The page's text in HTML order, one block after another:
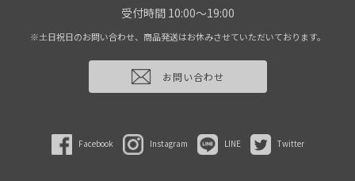
受付時間 10:00～19:00
※土日祝日のお問い合わせ、商品発送はお休みさせていただいております。
お問い合わせ
Facebook Instagram LINE Twitter